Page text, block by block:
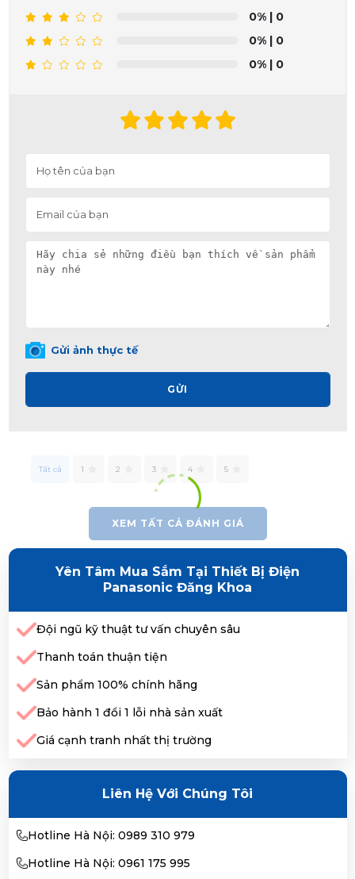
0% | 0
0% | 0
0% | 0
Gửi ảnh thực tế
GỬI
Tất cả 1 2 3 4 5
XEM TẤT CẢ ĐÁNH GIÁ
Yên Tâm Mua Sắm Tại Thiết Bị Điện
Panasonic Đăng Khoa
Đội ngũ kỹ thuật tư vấn chuyên sâu
Thanh toán thuận tiện
Sản phẩm 100% chính hãng
Bảo hành 1 đổi 1 lỗi nhà sản xuất
Giá cạnh tranh nhất thị trường
Liên Hệ Với Chúng Tôi
Hotline Hà Nội: 0989 310 979
Hotline Hà Nội: 0961 175 995